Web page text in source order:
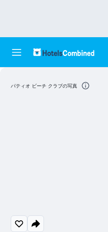
パティオ ビーチ クラブの写真